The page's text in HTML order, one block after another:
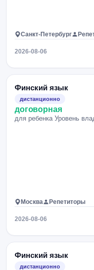
Санкт-Петербург
2026-08-06
Финский язык
дистанционно
договорная
для ребенка Уровень
Москва Репетиторы
2026-08-06
Финский язык
дистанционно